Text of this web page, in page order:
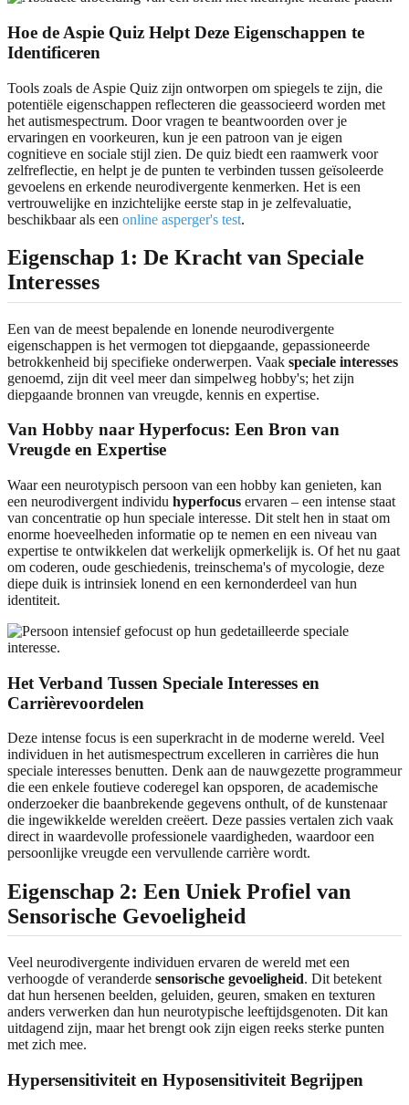
Hoe de Aspie Quiz Helpt Deze Eigenschappen te
Identificeren
Tools zoals de Aspie Quiz zijn ontworpen om spiegels te zijn, die
potentiële eigenschappen reflecteren die geassocieerd worden met
het autismespectrum. Door vragen te beantwoorden over je
ervaringen en voorkeuren, kun je een patroon van je eigen
cognitieve en sociale stijl zien. De quiz biedt een raamwerk voor
zelfreflectie, en helpt je de punten te verbinden tussen geïsoleerde
gevoelens en erkende neurodivergente kenmerken. Het is een
vertrouwelijke en inzichtelijke eerste stap in je zelfevaluatie,
beschikbaar als een online asperger's test.
Eigenschap 1: De Kracht van Speciale
Interesses
Een van de meest bepalende en lonende neurodivergente
eigenschappen is het vermogen tot diepgaande, gepassioneerde
betrokkenheid bij specifieke onderwerpen. Vaak speciale interesses
genoemd, zijn dit veel meer dan simpelweg hobby's; het zijn
diepgaande bronnen van vreugde, kennis en expertise.
Van Hobby naar Hyperfocus: Een Bron van
Vreugde en Expertise
Waar een neurotypisch persoon van een hobby kan genieten, kan
een neurodivergent individu hyperfocus ervaren – een intense staat
van concentratie op hun speciale interesse. Dit stelt hen in staat om
enorme hoeveelheden informatie op te nemen en een niveau van
expertise te ontwikkelen dat werkelijk opmerkelijk is. Of het nu gaat
om coderen, oude geschiedenis, treinschema's of mycologie, deze
diepe duik is intrinsiek lonend en een kernonderdeel van hun
identiteit.
Het Verband Tussen Speciale Interesses en
Carrièrevoordelen
Deze intense focus is een superkracht in de moderne wereld. Veel
individuen in het autismespectrum excelleren in carrières die hun
speciale interesses benutten. Denk aan de nauwgezette programmeur
die een enkele foutieve coderegel kan opsporen, de academische
onderzoeker die baanbrekende gegevens onthult, of de kunstenaar
die ingewikkelde werelden creëert. Deze passies vertalen zich vaak
direct in waardevolle professionele vaardigheden, waardoor een
persoonlijke vreugde een vervullende carrière wordt.
Eigenschap 2: Een Uniek Profiel van
Sensorische Gevoeligheid
Veel neurodivergente individuen ervaren de wereld met een
verhoogde of veranderde sensorische gevoeligheid. Dit betekent
dat hun hersenen beelden, geluiden, geuren, smaken en texturen
anders verwerken dan hun neurotypische leeftijdsgenoten. Dit kan
uitdagend zijn, maar het brengt ook zijn eigen reeks sterke punten
met zich mee.
Hypersensitiviteit en Hyposensitiviteit Begrijpen